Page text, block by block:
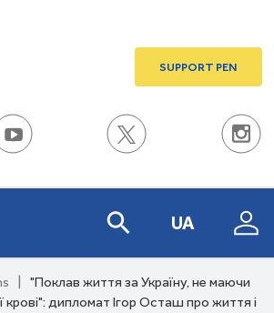
SUPPORT PEN
UA
"Поклав життя за Україну, не маючи
крові": дипломат Ігор Осташ про життя і